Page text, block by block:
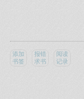
添加
书签
报错
求书
阅读
记录